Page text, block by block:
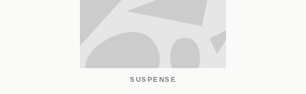
SUSPENSE